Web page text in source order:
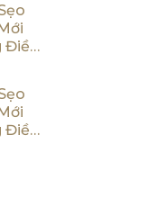
Điều
Điều